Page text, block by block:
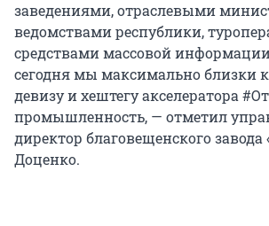
заведениями, отраслевыми
ведомствами республики,
средствами массовой
сегодня мы максимально близки
девизу и хештегу акселератора
промышленность, — отметил
директор благовещенского
Доценко.